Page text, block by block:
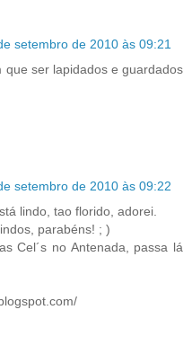
setembro de 2010 às 09:21
que ser lapidados e guardados
setembro de 2010 às 09:22
lindo, tao florido, adorei.
parabéns! ; )
Cel´s no Antenada, passa lá